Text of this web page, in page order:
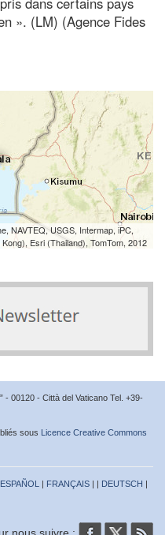
». (LM) (Agence Fides
NAVTEQ, USGS, Intermap, iPC,
Esri (Thailand), TomTom, 2012
- 00120 - Città del Vaticano Tel. +39-
sous Licence Creative Commons
ESPAÑOL | FRANÇAIS | | DEUTSCH |
nous suivre :